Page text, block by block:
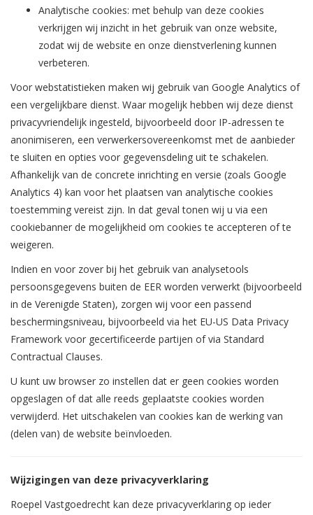
Analytische cookies: met behulp van deze cookies
verkrijgen wij inzicht in het gebruik van onze website,
zodat wij de website en onze dienstverlening kunnen
verbeteren.
Voor webstatistieken maken wij gebruik van Google Analytics of
een vergelijkbare dienst. Waar mogelijk hebben wij deze dienst
privacyvriendelijk ingesteld, bijvoorbeeld door IP-adressen te
anonimiseren, een verwerkersovereenkomst met de aanbieder
te sluiten en opties voor gegevensdeling uit te schakelen.
Afhankelijk van de concrete inrichting en versie (zoals Google
Analytics 4) kan voor het plaatsen van analytische cookies
toestemming vereist zijn. In dat geval tonen wij u via een
cookiebanner de mogelijkheid om cookies te accepteren of te
weigeren.
Indien en voor zover bij het gebruik van analysetools
persoonsgegevens buiten de EER worden verwerkt (bijvoorbeeld
in de Verenigde Staten), zorgen wij voor een passend
beschermingsniveau, bijvoorbeeld via het EU-US Data Privacy
Framework voor gecertificeerde partijen of via Standard
Contractual Clauses.
U kunt uw browser zo instellen dat er geen cookies worden
opgeslagen of dat alle reeds geplaatste cookies worden
verwijderd. Het uitschakelen van cookies kan de werking van
(delen van) de website beïnvloeden.
Wijzigingen van deze privacyverklaring
Roepel Vastgoedrecht kan deze privacyverklaring op ieder